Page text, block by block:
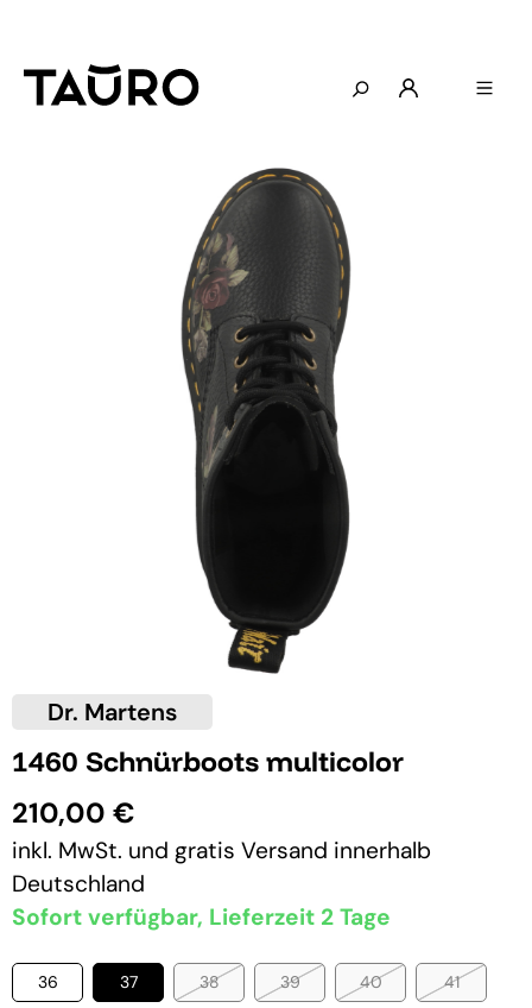
Dr. Martens
1460 Schnürboots multicolor
210,00 €
inkl. MwSt. und gratis Versand innerhalb
Deutschland
Sofort verfügbar, Lieferzeit 2 Tage
36 37 38 39 40 41